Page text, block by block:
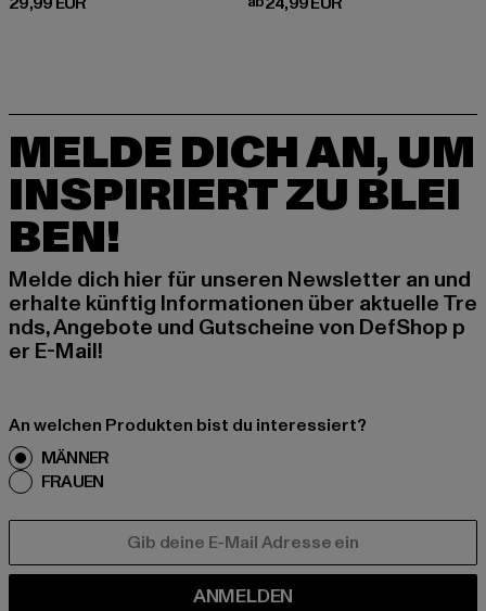
MELDE DICH AN, UM
INSPIRIERT ZU BLEI
BEN!
Melde dich hier für unseren Newsletter an und
erhalte künftig Informationen über aktuelle Tre
nds, Angebote und Gutscheine von DefShop p
er E-Mail!
An welchen Produkten bist du interessiert?
MÄNNER
FRAUEN
ANMELDEN